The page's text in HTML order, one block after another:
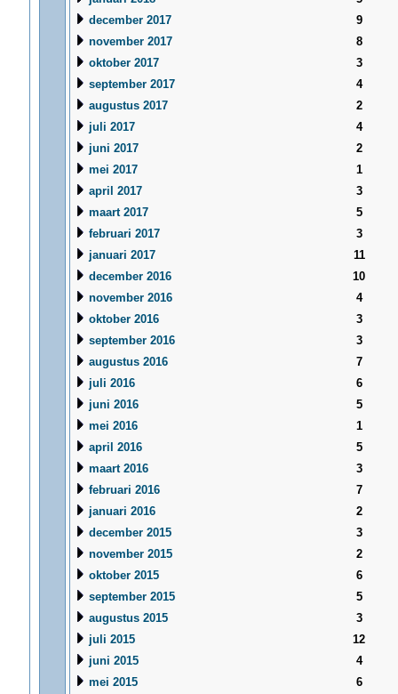
december 2017
9
november 2017
8
oktober 2017
3
september 2017
4
augustus 2017
2
juli 2017
4
juni 2017
2
mei 2017
1
april 2017
3
maart 2017
5
februari 2017
3
januari 2017
11
december 2016
10
november 2016
4
oktober 2016
3
september 2016
3
augustus 2016
7
juli 2016
6
juni 2016
5
mei 2016
1
april 2016
5
maart 2016
3
februari 2016
7
januari 2016
2
december 2015
3
november 2015
2
oktober 2015
6
september 2015
5
augustus 2015
3
juli 2015
12
juni 2015
4
mei 2015
6